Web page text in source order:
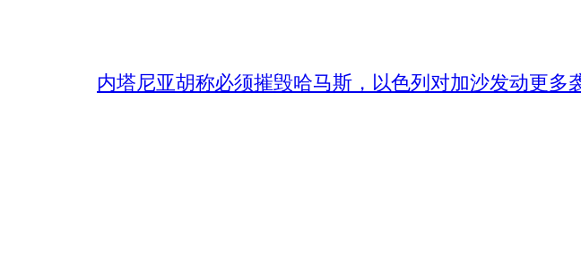
内塔尼亚胡称必须摧毁哈马斯，以色列对加沙发动更多